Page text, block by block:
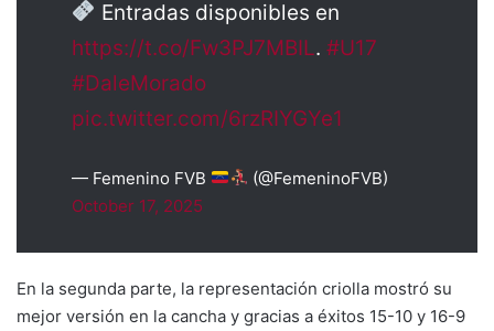
Entradas disponibles en
https://t.co/Fw3PJ7MBIL. #U17
#DaleMorado
pic.twitter.com/6rzRIYGYe1
— Femenino FVB
(@FemeninoFVB)
October 17, 2025
En la segunda parte, la representación criolla mostró su
mejor versión en la cancha y gracias a éxitos 15-10 y 16-9